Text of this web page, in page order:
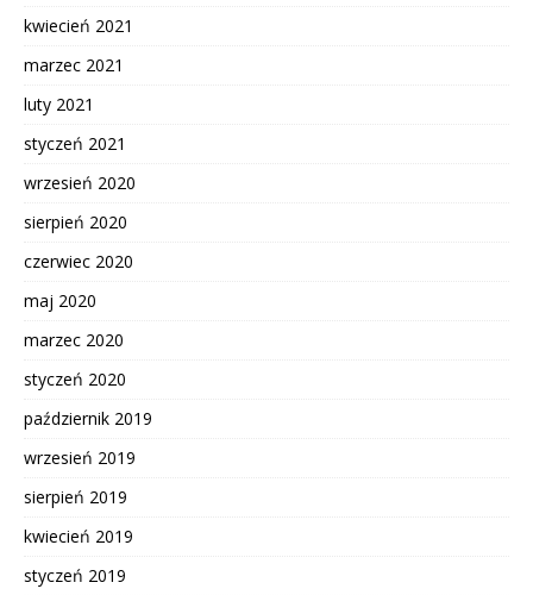
kwiecień 2021
marzec 2021
luty 2021
styczeń 2021
wrzesień 2020
sierpień 2020
czerwiec 2020
maj 2020
marzec 2020
styczeń 2020
październik 2019
wrzesień 2019
sierpień 2019
kwiecień 2019
styczeń 2019